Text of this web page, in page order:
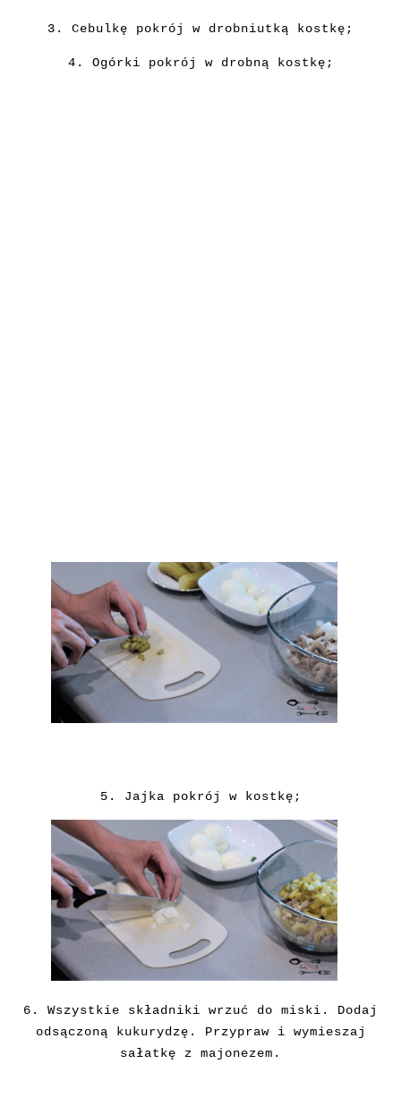
3. Cebulkę pokrój w drobniutką kostkę;
4. Ogórki pokrój w drobną kostkę;
5. Jajka pokrój w kostkę;
6. Wszystkie składniki wrzuć do miski. Dodaj
odsączoną kukurydzę. Przypraw i wymieszaj
sałatkę z majonezem.